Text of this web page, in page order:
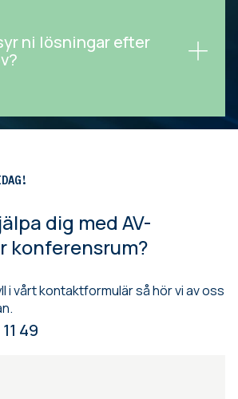
ni lösningar efter
dig med AV-
konferensrum?
i vårt kontaktformulär så hör vi av oss
49